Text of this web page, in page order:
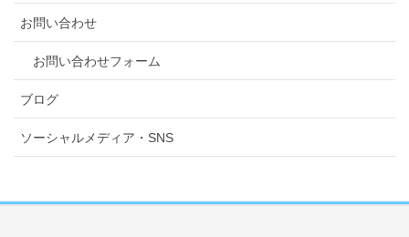
お問い合わせ
お問い合わせフォーム
ブログ
ソーシャルメディア・SNS